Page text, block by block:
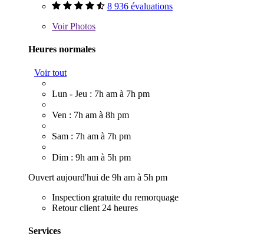
8 936 évaluations
VoirPhotos
Heures normales
Voir tout
Lun - Jeu : 7h am à 7h pm
Ven : 7h am à 8h pm
Sam : 7h am à 7h pm
Dim : 9h am à 5h pm
Ouvert aujourd'hui de 9h am à 5h pm
Inspection gratuite du remorquage
Retour client 24 heures
Services